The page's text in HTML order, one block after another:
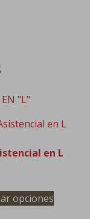
en L
opciones
Este